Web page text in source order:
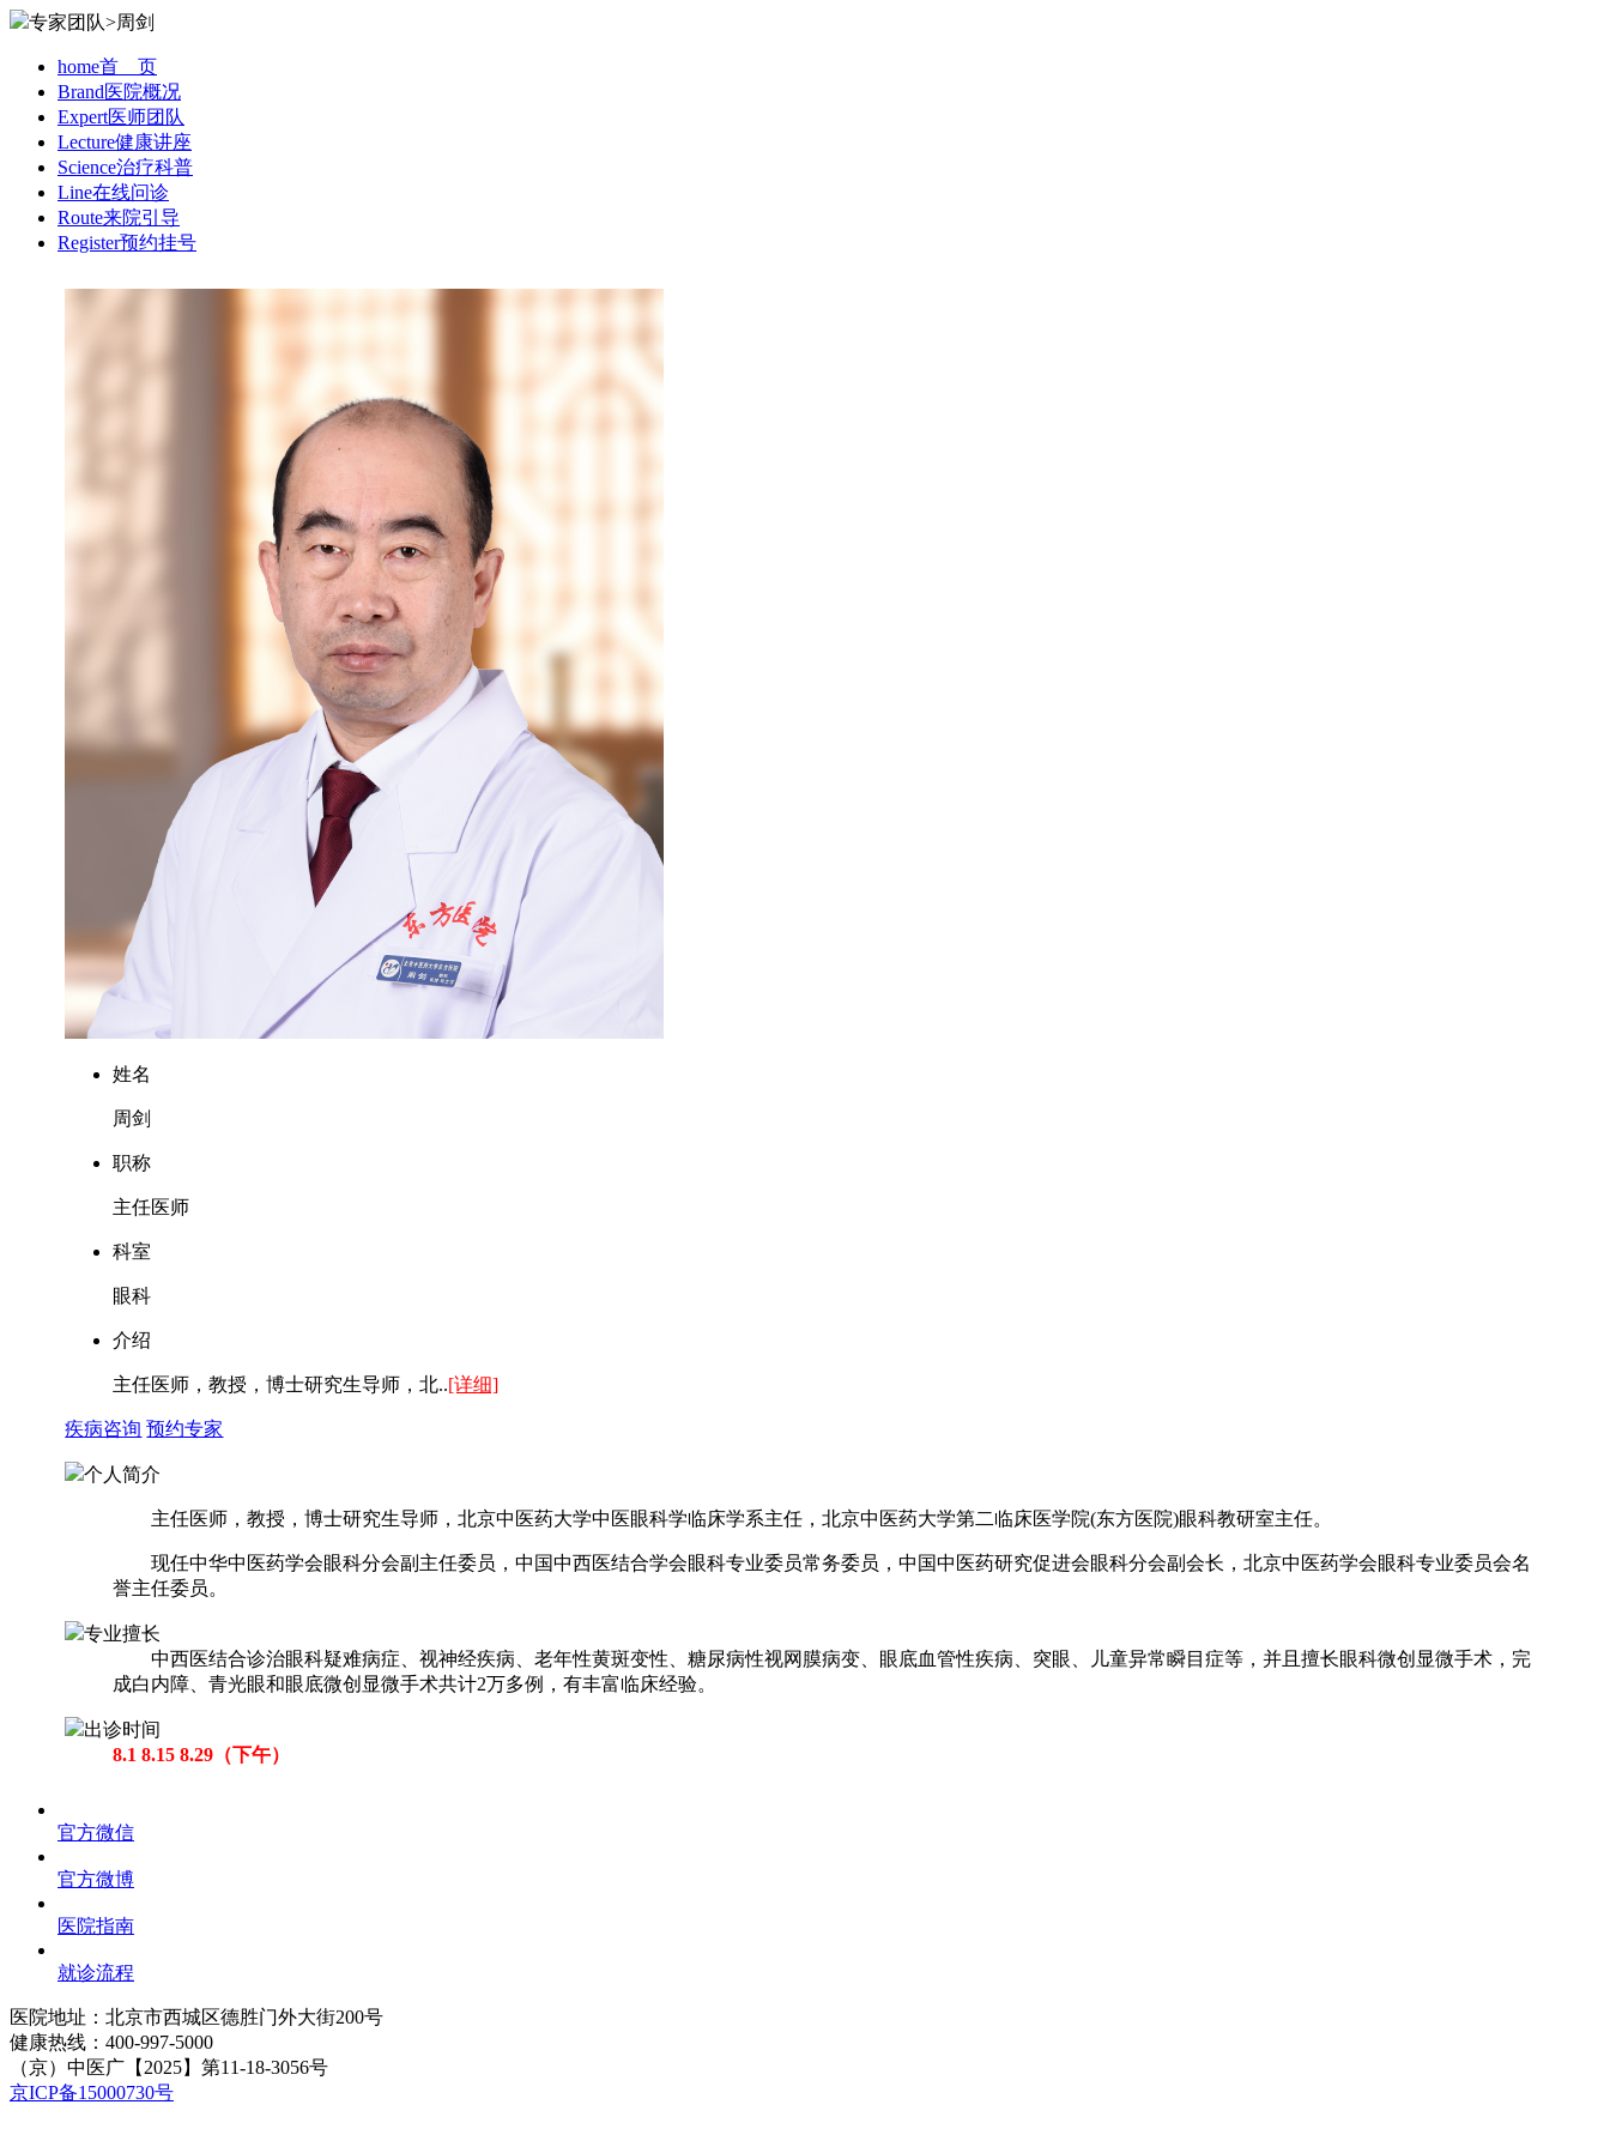
专家团队>周剑
home首 页
Brand医院概况
Expert医师团队
Lecture健康讲座
Science治疗科普
Line在线问诊
Route来院引导
Register预约挂号
姓名
周剑
职称
主任医师
科室
眼科
介绍
主任医师，教授，博士研究生导师，北..[详细]
疾病咨询 预约专家
个人简介
主任医师，教授，博士研究生导师，北京中医药大学中医眼科学临床学系主任，北京中医药大学第二临床医学院(东方医院)眼科教研室主任。
现任中华中医药学会眼科分会副主任委员，中国中西医结合学会眼科专业委员常务委员，中国中医药研究促进会眼科分会副会长，北京中医药学会眼科专业委员会名
誉主任委员。
专业擅长
中西医结合诊治眼科疑难病症、视神经疾病、老年性黄斑变性、糖尿病性视网膜病变、眼底血管性疾病、突眼、儿童异常瞬目症等，并且擅长眼科微创显微手术，完
成白内障、青光眼和眼底微创显微手术共计2万多例，有丰富临床经验。
出诊时间
8.1 8.15 8.29（下午）
官方微信
官方微博
医院指南
就诊流程
医院地址：北京市西城区德胜门外大街200号
健康热线： 400-997-5000
（京）中医广【2025】第11-18-3056号
京ICP备15000730号